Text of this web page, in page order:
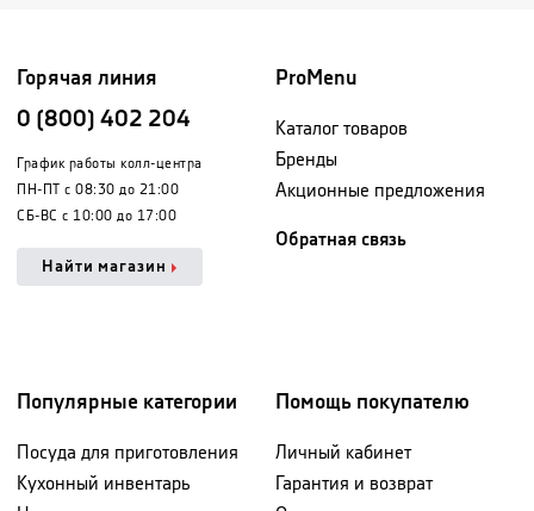
Горячая линия
0 (800) 402 204
График работы колл-центра
ПН-ПТ с 08:30 до 21:00
СБ-ВС с 10:00 до 17:00
Найти магазин
ProMenu
Каталог товаров
Бренды
Акционные предложения
Обратная связь
Популярные категории
Посуда для приготовления
Кухонный инвентарь
Помощь покупателю
Личный кабинет
Гарантия и возврат